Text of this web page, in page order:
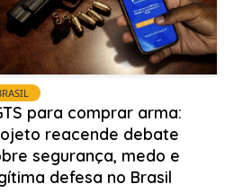
para comprar arma:
reacende debate
segurança, medo e
defesa no Brasil